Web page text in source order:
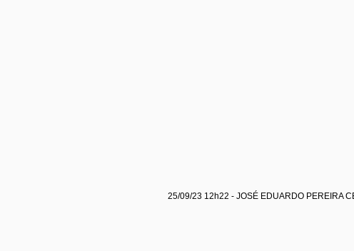
25/09/23 12h22 - JOSÉ EDUARDO PEREIRA